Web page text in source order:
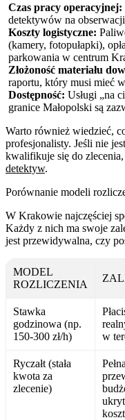
Czas pracy operacyjnej:
detektywów na
Koszty logistyczne:
(kamery, fotopułapki),
parkowania w centrum
Złożoność materiału
raportu, który musi mieć
Dostępność: Usługi „na
granice Małopolski są
Warto również wiedzieć,
profesjonalisty. Jeśli nie
kwalifikuje się do
detektyw.
Porównanie modeli
W Krakowie najczęściej
Każdy z nich ma swoje
jest przewidywalna, czy
MODEL
ROZLICZENIA
Stawka
godzinowa (np.
150-300 zł/h)
w
Ryczałt (stała
kwota za
zlecenie)
Pełna